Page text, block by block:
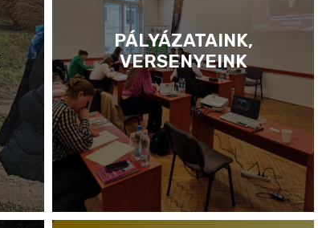
PÁLYÁZATAINK,
VERSENYEINK